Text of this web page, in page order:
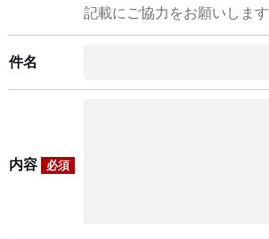
記載にご協力をお願いします
件名
内容 必須